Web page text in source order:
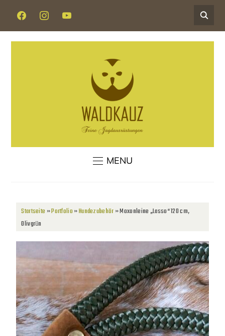
MENU
Startseite»Portfolio»Hundezubehör»Moxonleine „Lasso“ 120 cm,
Olivgrün